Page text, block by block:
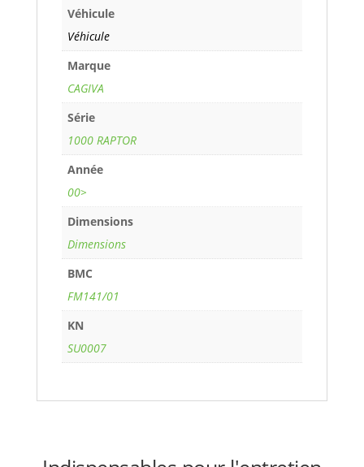
Véhicule
Véhicule
Marque
CAGIVA
Série
1000 RAPTOR
Année
00>
Dimensions
Dimensions
BMC
FM141/01
KN
SU0007